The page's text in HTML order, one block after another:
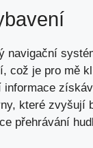
navigační
což je pro mě
které zvyšují
přehrávání